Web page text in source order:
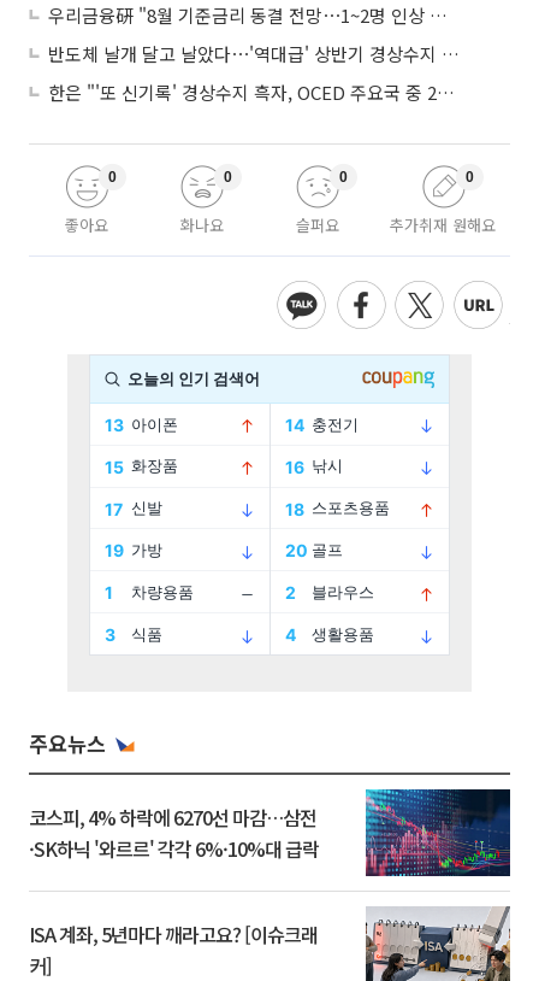
우리금융硏 "8월 기준금리 동결 전망⋯1~2명 인상 소수의견 낼 것"
반도체 날개 달고 날았다⋯'역대급' 상반기 경상수지 흑자 2000억달러 육박
한은 "'또 신기록' 경상수지 흑자, OCED 주요국 중 2위⋯반도체 수출 효과"
좋아요
0
화나요
0
슬퍼요
0
추가취재 원해요
0
주요뉴스
코스피, 4% 하락에 6270선 마감…삼전
·SK하닉 '와르르' 각각 6%·10%대 급락
ISA 계좌, 5년마다 깨라고요? [이슈크래
커]